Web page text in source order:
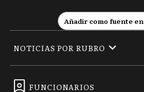
Añadir como fuente en
FUNCIONARIOS
NOTICIAS POR RUBRO